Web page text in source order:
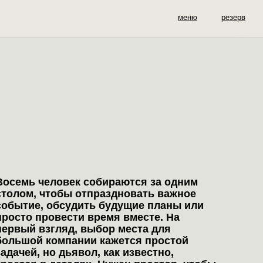
меню резерв
человек собираются за одним
чтобы отпраздновать важное
обсудить будущие планы или
провести время вместе. На
взгляд, выбор места для
компании кажется простой
но дьявол, как известно,